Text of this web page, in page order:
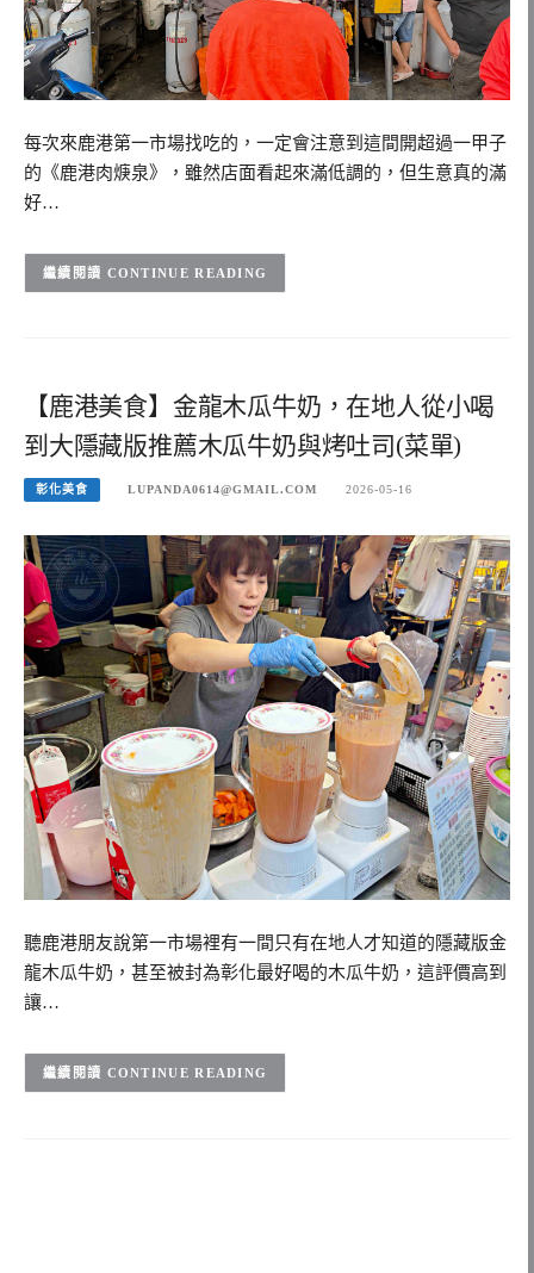
每次來鹿港第一市場找吃的，一定會注意到這間開超過一甲子
的《鹿港肉焿泉》，雖然店面看起來滿低調的，但生意真的滿
好…
CONTINUE READING
【鹿港美食】金龍木瓜牛奶，在地人從小喝
到大隱藏版推薦木瓜牛奶與烤吐司(菜單)
彰化美食 LUPANDA0614@GMAIL.COM 2026-05-16
聽鹿港朋友說第一市場裡有一間只有在地人才知道的隱藏版金
龍木瓜牛奶，甚至被封為彰化最好喝的木瓜牛奶，這評價高到
讓…
CONTINUE READING